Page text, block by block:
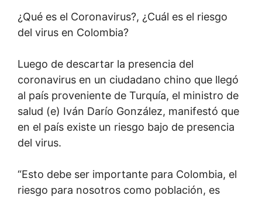
¿Qué es el Coronavirus?, ¿Cuál es el riesgo
del virus en Colombia?
Luego de descartar la presencia del
coronavirus en un ciudadano chino que llegó
al país proveniente de Turquía, el ministro de
salud (e) Iván Darío González, manifestó que
en el país existe un riesgo bajo de presencia
del virus.
“Esto debe ser importante para Colombia, el
riesgo para nosotros como población, es